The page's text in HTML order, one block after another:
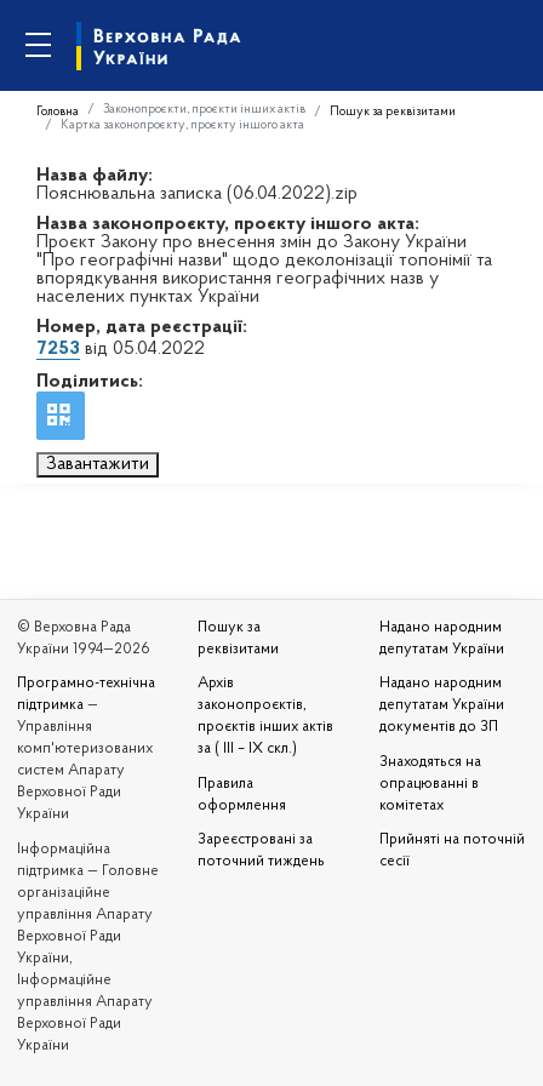
Головна Законопроєкти, проєкти інших актів
Пошук за реквізитами
Картка законопроєкту, проєкту іншого акта
Назва файлу:
Пояснювальна записка (06.04.2022).zip
Назва законопроєкту, проєкту іншого акта:
Проєкт Закону про внесення змін до Закону України
"Про географічні назви" щодо деколонізації топонімії та
впорядкування використання географічних назв у
населених пунктах України
Номер, дата реєстрації:
7253 від 05.04.2022
Поділитись:
Завантажити
© Верховна Рада
України 1994—2026
Програмно-технічна
підтримка —
Управління
комп'ютеризованих
систем Апарату
Верховної Ради
України
Iнформаційна
підтримка — Головне
організаційне
управління Апарату
Верховної Ради
України,
Інформаційне
управління Апарату
Верховної Ради
України
Пошук за
реквізитами
Архів
законопроєктів,
проєктів інших актів
за ( III – IX скл.)
Правила
оформлення
Зареєстровані за
поточний тиждень
Надано народним
депутатам України
Надано народним
депутатам України
документів до ЗП
Знаходяться на
опрацюванні в
комітетах
Прийняті на поточній
сесії